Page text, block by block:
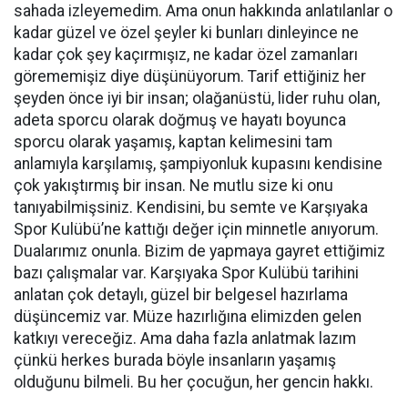
sahada izleyemedim. Ama onun hakkında anlatılanlar o
kadar güzel ve özel şeyler ki bunları dinleyince ne
kadar çok şey kaçırmışız, ne kadar özel zamanları
görememişiz diye düşünüyorum. Tarif ettiğiniz her
şeyden önce iyi bir insan; olağanüstü, lider ruhu olan,
adeta sporcu olarak doğmuş ve hayatı boyunca
sporcu olarak yaşamış, kaptan kelimesini tam
anlamıyla karşılamış, şampiyonluk kupasını kendisine
çok yakıştırmış bir insan. Ne mutlu size ki onu
tanıyabilmişsiniz. Kendisini, bu semte ve Karşıyaka
Spor Kulübü’ne kattığı değer için minnetle anıyorum.
Dualarımız onunla. Bizim de yapmaya gayret ettiğimiz
bazı çalışmalar var. Karşıyaka Spor Kulübü tarihini
anlatan çok detaylı, güzel bir belgesel hazırlama
düşüncemiz var. Müze hazırlığına elimizden gelen
katkıyı vereceğiz. Ama daha fazla anlatmak lazım
çünkü herkes burada böyle insanların yaşamış
olduğunu bilmeli. Bu her çocuğun, her gencin hakkı.